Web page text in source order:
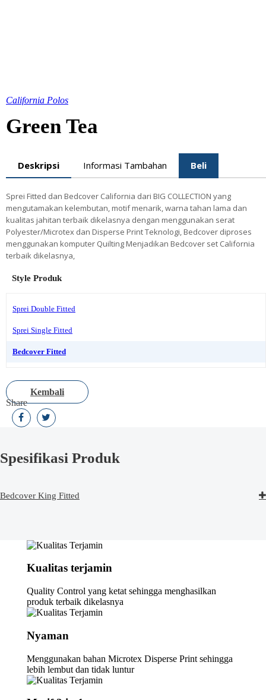
California Polos
Green Tea
Deskripsi Informasi Tambahan Beli
Sprei Fitted dan Bedcover California dari BIG COLLECTION yang
mengutamakan kelembutan, motif menarik, warna tahan lama dan
kualitas jahitan terbaik dikelasnya dengan menggunakan serat
Polyester/Microtex dan Disperse Print Teknologi, Bedcover diproses
menggunakan komputer Quilting Menjadikan Bedcover set California
terbaik dikelasnya,
Style Produk
Sprei Double Fitted
Sprei Single Fitted
Bedcover Fitted
Kembali
Share
Spesifikasi Produk
Bedcover King Fitted
Kualitas terjamin
Quality Control yang ketat sehingga menghasilkan
produk terbaik dikelasnya
Nyaman
Menggunakan bahan Microtex Disperse Print sehingga
lebih lembut dan tidak luntur